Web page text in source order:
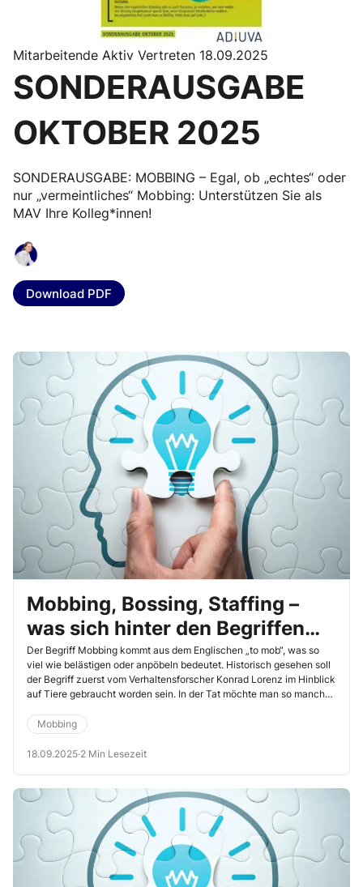
Mitarbeitende Aktiv Vertreten 18.09.2025
SONDERAUSGABE
OKTOBER 2025
SONDERAUSGABE: MOBBING – Egal, ob „echtes“ oder
nur „vermeintliches“ Mobbing: Unterstützen Sie als
MAV Ihre Kolleg*innen!
Download PDF
Mobbing, Bossing, Staffing –
was sich hinter den Begriffen
verbirgt
Der Begriff Mobbing kommt aus dem Englischen „to mob“, was so
viel wie belästigen oder anpöbeln bedeutet. Historisch gesehen soll
der Begriff zuerst vom Verhaltensforscher Konrad Lorenz im Hinblick
auf Tiere gebraucht worden sein. In der Tat möchte man so manches
Mobbing
18.09.2025·2 Min Lesezeit